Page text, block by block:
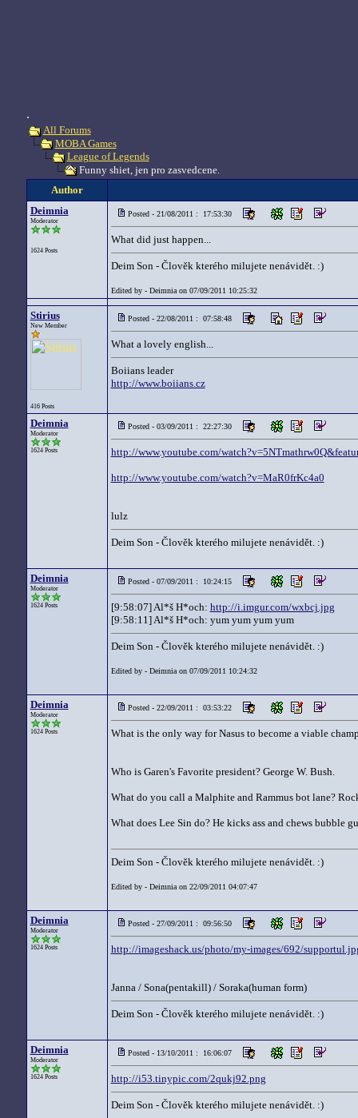
.
All Forums
MOBA Games
League of Legends
Funny shiet, jen pro zasvedcene.
Author
Deimnia
Moderator
1624 Posts
Posted - 21/08/2011 : 17:53:30
What did just happen...
Deim Son - Člověk kterého milujete nenávidět. :)
Edited by - Deimnia on 07/09/2011 10:25:32
Stirius
New Member
416 Posts
Posted - 22/08/2011 : 07:58:48
What a lovely english...
Boiians leader
http://www.boiians.cz
Deimnia
Moderator
1624 Posts
Posted - 03/09/2011 : 22:27:30
http://www.youtube.com/
http://www.youtube.com/watch?v=MaR0frKc4a0
lulz
Deim Son - Člověk kterého milujete nenávidět. :)
Deimnia
Moderator
1624 Posts
Posted - 07/09/2011 : 10:24:15
[9:58:07] Al*š H*och: http://i.imgur.com/wxbcj.jpg
[9:58:11] Al*š H*och: yum yum yum yum
Deim Son - Člověk kterého milujete nenávidět. :)
Edited by - Deimnia on 07/09/2011 10:24:32
Deimnia
Moderator
1624 Posts
Posted - 22/09/2011 : 03:53:22
What is the only way for Nasus to become a viable
Who is Garen's Favorite president? George W. Bush.
What do you call a Malphite and Rammus bot lane?
What does Lee Sin do? He kicks ass and chews bubble
Deim Son - Člověk kterého milujete nenávidět. :)
Edited by - Deimnia on 22/09/2011 04:07:47
Deimnia
Moderator
1624 Posts
Posted - 27/09/2011 : 09:56:50
http://imageshack.us/photo/my-images/692/
Janna / Sona(pentakill) / Soraka(human form)
Deim Son - Člověk kterého milujete nenávidět. :)
Deimnia
Moderator
1624 Posts
Posted - 13/10/2011 : 16:06:07
http://i53.tinypic.com/2qukj92.png
Deim Son - Člověk kterého milujete nenávidět. :)